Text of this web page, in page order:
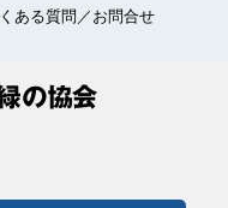
ある質問／お問合せ